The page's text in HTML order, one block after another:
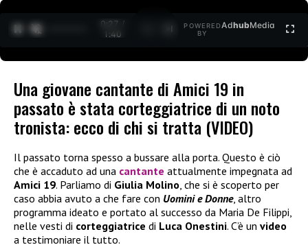
0:27 /
1:40
POWERED
BY
AdhubMedia
Una giovane cantante di Amici 19 in
passato è stata corteggiatrice di un noto
tronista: ecco di chi si tratta (VIDEO)
Il passato torna spesso a bussare alla porta. Questo è ciò
che è accaduto ad una cantante attualmente impegnata ad
Amici 19. Parliamo di Giulia Molino, che si è scoperto per
caso abbia avuto a che fare con Uomini e Donne, altro
programma ideato e portato al successo da Maria De Filippi,
nelle vesti di corteggiatrice di Luca Onestini. C’è un video
a testimoniare il tutto.